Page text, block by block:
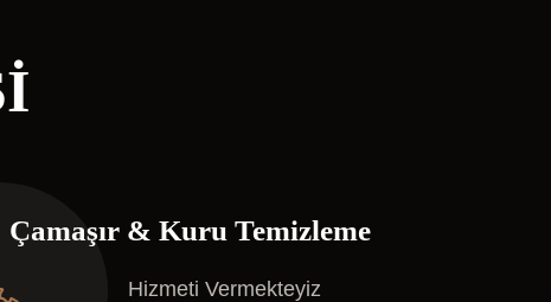
Çamaşır & Kuru Temizleme
Hizmeti Vermekteyiz